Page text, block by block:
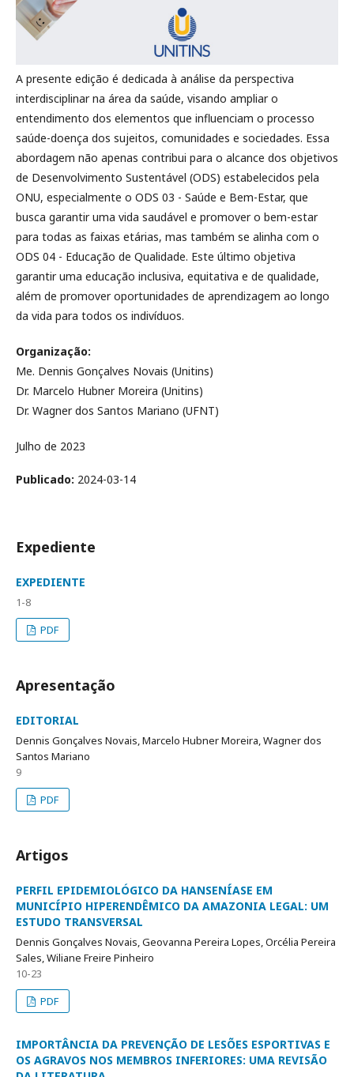
A presente edição é dedicada à análise da perspectiva
interdisciplinar na área da saúde, visando ampliar o
entendimento dos elementos que influenciam o processo
saúde-doença dos sujeitos, comunidades e sociedades. Essa
abordagem não apenas contribui para o alcance dos objetivos
de Desenvolvimento Sustentável (ODS) estabelecidos pela
ONU, especialmente o ODS 03 - Saúde e Bem-Estar, que
busca garantir uma vida saudável e promover o bem-estar
para todas as faixas etárias, mas também se alinha com o
ODS 04 - Educação de Qualidade. Este último objetiva
garantir uma educação inclusiva, equitativa e de qualidade,
além de promover oportunidades de aprendizagem ao longo
da vida para todos os indivíduos.
Organização:
Me. Dennis Gonçalves Novais (Unitins)
Dr. Marcelo Hubner Moreira (Unitins)
Dr. Wagner dos Santos Mariano (UFNT)
Julho de 2023
Publicado: 2024-03-14
Expediente
EXPEDIENTE
1-8
PDF
Apresentação
EDITORIAL
Dennis Gonçalves Novais, Marcelo Hubner Moreira, Wagner dos
Santos Mariano
9
PDF
Artigos
PERFIL EPIDEMIOLÓGICO DA HANSENÍASE EM
MUNICÍPIO HIPERENDÊMICO DA AMAZONIA LEGAL: UM
ESTUDO TRANSVERSAL
Dennis Gonçalves Novais, Geovanna Pereira Lopes, Orcélia Pereira
Sales, Wiliane Freire Pinheiro
10-23
PDF
IMPORTÂNCIA DA PREVENÇÃO DE LESÕES ESPORTIVAS E
OS AGRAVOS NOS MEMBROS INFERIORES: UMA REVISÃO